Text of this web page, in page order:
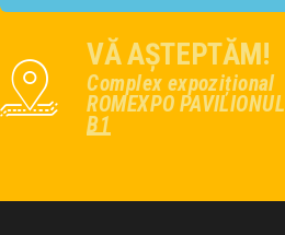
VĂ AȘTEPTĂM!
Complex expozițional
ROMEXPO PAVILIONUL
B1